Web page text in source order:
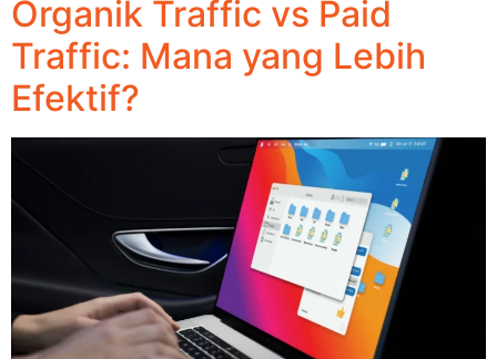
Organik Traffic vs Paid
Traffic: Mana yang Lebih
Efektif?